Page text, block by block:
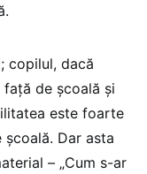
copilul, dacă
de școală și
este foarte
școală. Dar asta
– „Cum s-ar